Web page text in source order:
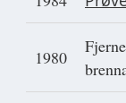
1980